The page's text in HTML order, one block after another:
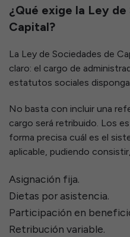
¿Qué exige la Ley de
Capital?
La Ley de Sociedades de
claro: el cargo de
estatutos sociales
No basta con incluir una
cargo será retribuido. Los
forma precisa cuál es el
aplicable, pudiendo
Asignación fija.
Dietas por asistencia.
Participación en
Retribución variable.